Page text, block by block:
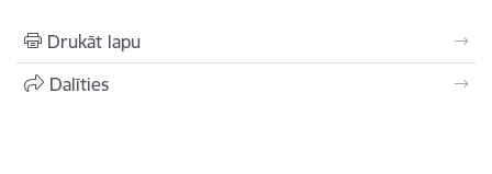
Drukāt lapu
Dalīties